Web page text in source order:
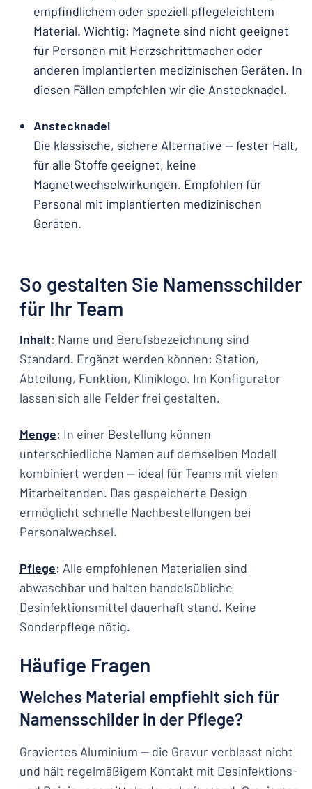
empfindlichem oder speziell pflegeleichtem
Material. Wichtig: Magnete sind nicht geeignet
für Personen mit Herzschrittmacher oder
anderen implantierten medizinischen Geräten. In
diesen Fällen empfehlen wir die Anstecknadel.
Anstecknadel
Die klassische, sichere Alternative — fester Halt,
für alle Stoffe geeignet, keine
Magnetwechselwirkungen. Empfohlen für
Personal mit implantierten medizinischen
Geräten.
So gestalten Sie Namensschilder
für Ihr Team
Inhalt: Name und Berufsbezeichnung sind
Standard. Ergänzt werden können: Station,
Abteilung, Funktion, Kliniklogo. Im Konfigurator
lassen sich alle Felder frei gestalten.
Menge: In einer Bestellung können
unterschiedliche Namen auf demselben Modell
kombiniert werden — ideal für Teams mit vielen
Mitarbeitenden. Das gespeicherte Design
ermöglicht schnelle Nachbestellungen bei
Personalwechsel.
Pflege: Alle empfohlenen Materialien sind
abwaschbar und halten handelsübliche
Desinfektionsmittel dauerhaft stand. Keine
Sonderpflege nötig.
Häufige Fragen
Welches Material empfiehlt sich für
Namensschilder in der Pflege?
Graviertes Aluminium — die Gravur verblasst nicht
und hält regelmäßigem Kontakt mit Desinfektions-